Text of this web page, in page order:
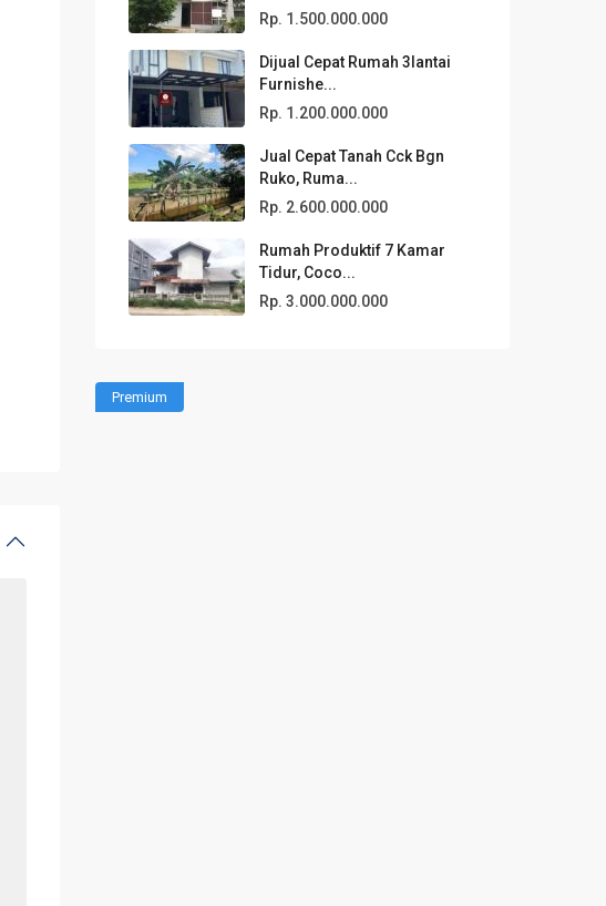
Rp. 1.500.000.000
Dijual Cepat Rumah 3lantai
Furnishe...
Rp. 1.200.000.000
Jual Cepat Tanah Cck Bgn
Ruko, Ruma...
Rp. 2.600.000.000
Rumah Produktif 7 Kamar
Tidur, Coco...
Rp. 3.000.000.000
Premium